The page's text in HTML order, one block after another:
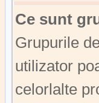
Ce sunt
Grupurile
utilizator
celorlalte